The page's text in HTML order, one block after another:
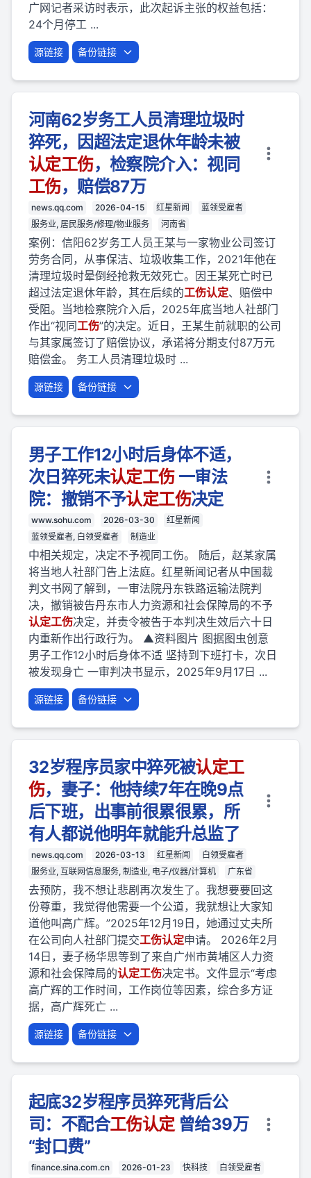
广网记者采访时表示，此次起诉主张的权益包括：
24个月停工 ...
源链接 备份链接
河南62岁务工人员清理垃圾时
猝死，因超法定退休年龄未被
认定工伤，检察院介入：视同
工伤，赔偿87万
news.qq.com 2026-04-15 红星新闻
蓝领受雇者
服务业, 居民服务/修理/物业服务
河南省
案例：信阳62岁务工人员王某与一家物业公司签订
劳务合同，从事保洁、垃圾收集工作，2021年他在
清理垃圾时晕倒经抢救无效死亡。因王某死亡时已
超过法定退休年龄，其在后续的工伤认定、赔偿中
受阻。当地检察院介入后，2025年底当地人社部门
作出“视同工伤”的决定。近日，王某生前就职的公司
与其家属签订了赔偿协议，承诺将分期支付87万元
赔偿金。 务工人员清理垃圾时 ...
源链接 备份链接
男子工作12小时后身体不适，
次日猝死未认定工伤一审法
院：撤销不予认定工伤决定
www.sohu.com 2026-03-30
红星新闻
蓝领受雇者, 白领受雇者
制造业
中相关规定，决定不予视同工伤。 随后，赵某家属
将当地人社部门告上法庭。红星新闻记者从中国裁
判文书网了解到，一审法院丹东铁路运输法院判
决，撤销被告丹东市人力资源和社会保障局的不予
认定工伤决定，并责令被告于本判决生效后六十日
内重新作出行政行为。 ▲资料图片 图据图虫创意
男子工作12小时后身体不适 坚持到下班打卡，次日
被发现身亡 一审判决书显示，2025年9月17日 ...
源链接 备份链接
32岁程序员家中猝死被认定工
伤，妻子：他持续7年在晚9点
后下班，出事前很累很累，所
有人都说他明年就能升总监了
news.qq.com 2026-03-13 红星新闻
白领受雇者
服务业, 互联网信息服务, 制造业, 电子/仪器/计算机
广东省
去预防，我不想让悲剧再次发生了。我想要要回这
份尊重，我觉得他需要一个公道，我就想让大家知
道他叫高广辉。”2025年12月19日，她通过丈夫所
在公司向人社部门提交工伤认定申请。 2026年2月
14日，妻子杨华思等到了来自广州市黄埔区人力资
源和社会保障局的认定工伤决定书。文件显示“考虑
高广辉的工作时间，工作岗位等因素，综合多方证
据，高广辉死亡 ...
源链接 备份链接
起底32岁程序员猝死背后公
司：不配合工伤认定曾给39万
“封口费”
finance.sina.com.cn 2026-01-23 快科技 白领受雇者